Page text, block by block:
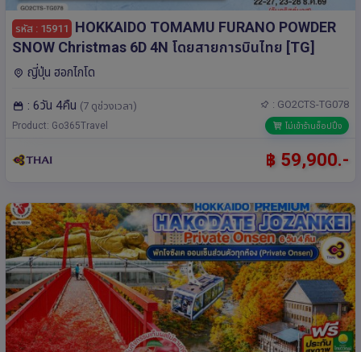
รหัส : 15911
HOKKAIDO TOMAMU FURANO POWDER
SNOW Christmas 6D 4N โดยสายการบินไทย [TG]
ญี่ปุ่น ฮอกไกโด
: 6วัน 4คืน (7 ดูช่วงเวลา) : GO2CTS-TG078
Product: Go365Travel ไม่เข้าร้านช็อปปิ้ง
฿ 59,900.-